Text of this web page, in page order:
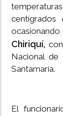
Chiriquí,
Nacional de
Santamaría.
El